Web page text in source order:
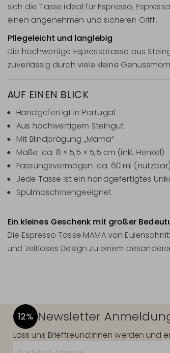
sich die Tasse ideal für Espresso,
einen angenehmen und sicheren Griff.
Pflegeleicht und langlebig
Die hochwertige Espressotasse aus
zuverlässig durch viele kleine
AUF EINEN BLICK
Handgefertigt in Portugal
Aus hochwertigem Steingut
Mit Blindprägung „Mama“
Maße: ca. 8 × 5,5 × 5,5 cm (inkl. Henkel)
Fassungsvermögen: ca. 60 ml
Jede Tasse ist ein handgefertigtes
Spülmaschinengeeignet
Ein kleines Geschenk mit großer
Die Espresso Tasse MAMA von
und zeitloses Design zu einem
12% Newsletter
Lass uns Brieffreund:innen werden und